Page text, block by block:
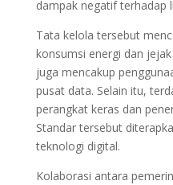
dampak negatif terhadap
Tata kelola tersebut
konsumsi energi dan
juga mencakup
pusat data. Selain itu,
perangkat keras dan
Standar tersebut
teknologi digital.
Kolaborasi antara